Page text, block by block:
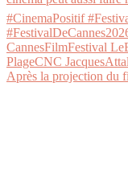
Après la projection du